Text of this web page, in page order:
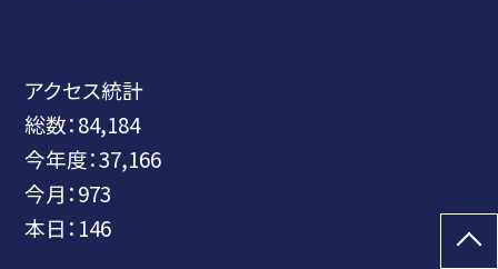
アクセス統計
総数：84,184
今年度：37,166
今月：973
本日： 146